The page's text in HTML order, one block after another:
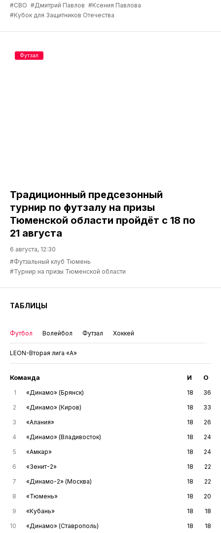
#СВО #Дмитрий Павлов #Ксения Павлова
#Кубок для Защитников Отечества
Традиционный предсезонный
турнир по футзалу на призы
Тюменской области пройдёт с 18 по
21 августа
6 августа, 12:30
#Футзальный клуб Тюмень
#Турнир на призы Тюменской области
Футзал
ТАБЛИЦЫ
Футбол Волейбол Футзал Хоккей
LEON-Вторая лига «А»
Команда И О
1 «Динамо» (Брянск) 18
36
2
«Динамо» (Киров) 18
33
3
«Алания» 18
26
4
«Динамо» (Владивосток) 18
24
5
«Амкар» 18
24
6
«Зенит-2» 18
22
7
«Динамо-2» (Москва) 18
22
8
«Тюмень» 18
20
9
«Кубань» 18
18
10
«Динамо» (Ставрополь) 18 18